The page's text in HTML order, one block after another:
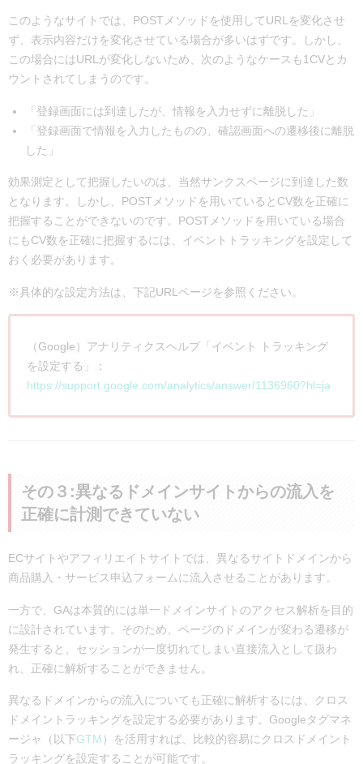
このようなサイトでは、POSTメソッドを使用してURLを変化させ
ず、表示内容だけを変化させている場合が多いはずです。しかし、
この場合にはURLが変化しないため、次のようなケースも1CVとカ
ウントされてしまうのです。
「登録画面には到達したが、情報を入力せずに離脱した」
「登録画面で情報を入力したものの、確認画面への遷移後に離脱
した」
効果測定として把握したいのは、当然サンクスページに到達した数
となります。しかし、POSTメソッドを用いているとCV数を正確に
把握することができないのです。POSTメソッドを用いている場合
にもCV数を正確に把握するには、イベントトラッキングを設定して
おく必要があります。
※具体的な設定方法は、下記URLページを参照ください。
（Google）アナリティクスヘルプ「イベント トラッキング
を設定する」：
https://support.google.com/analytics/answer/1136960?hl=ja
その３:異なるドメインサイトからの流入を
正確に計測できていない
ECサイトやアフィリエイトサイトでは、異なるサイトドメインから
商品購入・サービス申込フォームに流入させることがあります。
一方で、GAは本質的には単一ドメインサイトのアクセス解析を目的
に設計されています。そのため、ページのドメインが変わる遷移が
発生すると、セッションが一度切れてしまい直接流入として扱わ
れ、正確に解析することができません。
異なるドメインからの流入についても正確に解析するには、クロス
ドメイントラッキングを設定する必要があります。Googleタグマネ
ージャ（以下GTM）を活用すれば、比較的容易にクロスドメイント
ラッキングを設定することが可能です。